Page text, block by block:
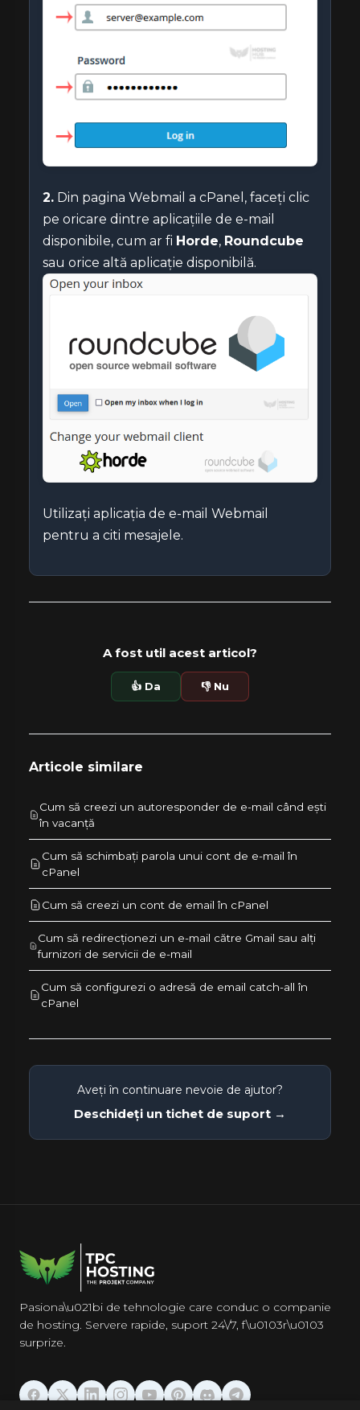
2. Din pagina Webmail a cPanel, faceți clic
pe oricare dintre aplicațiile de e-mail
disponibile, cum ar fi Horde, Roundcube
sau orice altă aplicație disponibilă.
Utilizați aplicația de e-mail Webmail
pentru a citi mesajele.
A fost util acest articol?
👍 Da 👎 Nu
Articole similare
Cum să creezi un autoresponder de e-mail când ești
în vacanță
Cum să schimbați parola unui cont de e-mail în
cPanel
Cum să creezi un cont de email în cPanel
Cum să redirecționezi un e-mail către Gmail sau alți
furnizori de servicii de e-mail
Cum să configurezi o adresă de email catch-all în
cPanel
Aveți în continuare nevoie de ajutor?
Deschideți un tichet de suport →
Pasiona\u021bi de tehnologie care conduc o companie
de hosting. Servere rapide, suport 24\/7, f\u0103r\u0103
surprize.